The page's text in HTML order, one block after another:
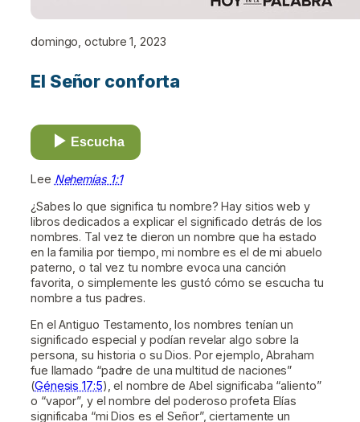
domingo, octubre 1, 2023
El Señor conforta
Escucha
Lee Nehemías 1:1
¿Sabes lo que significa tu nombre? Hay sitios web y
libros dedicados a explicar el significado detrás de los
nombres. Tal vez te dieron un nombre que ha estado
en la familia por tiempo, mi nombre es el de mi abuelo
paterno, o tal vez tu nombre evoca una canción
favorita, o simplemente les gustó cómo se escucha tu
nombre a tus padres.
En el Antiguo Testamento, los nombres tenían un
significado especial y podían revelar algo sobre la
persona, su historia o su Dios. Por ejemplo, Abraham
fue llamado “padre de una multitud de naciones”
(Génesis 17:5), el nombre de Abel significaba “aliento”
o “vapor”, y el nombre del poderoso profeta Elías
significaba “mi Dios es el Señor”, ciertamente un